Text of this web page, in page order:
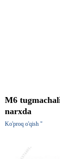
M6
narxda
Ko'proq o'qish "